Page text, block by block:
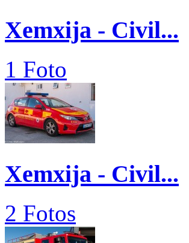
Xemxija - Civil...
1 Foto
Xemxija - Civil...
2 Fotos